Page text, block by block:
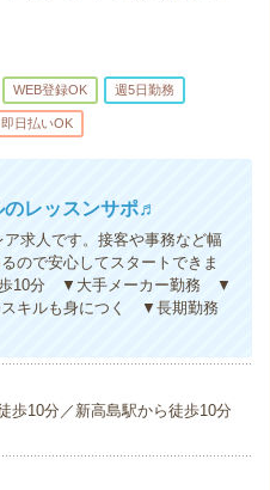
WEB登録OK 週5日勤務
即日払いOK
のレッスンサポ♬
求人です。接客や事務など幅
ので安心してスタートできま
10分 ▼大手メーカー勤務 ▼
キルも身につく ▼長期勤務
歩10分／新高島駅から徒歩10分